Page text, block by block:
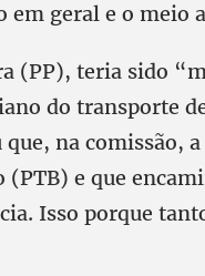
em geral e o meio
(PP), teria sido
do transporte
na comissão,
e que
Isso porque